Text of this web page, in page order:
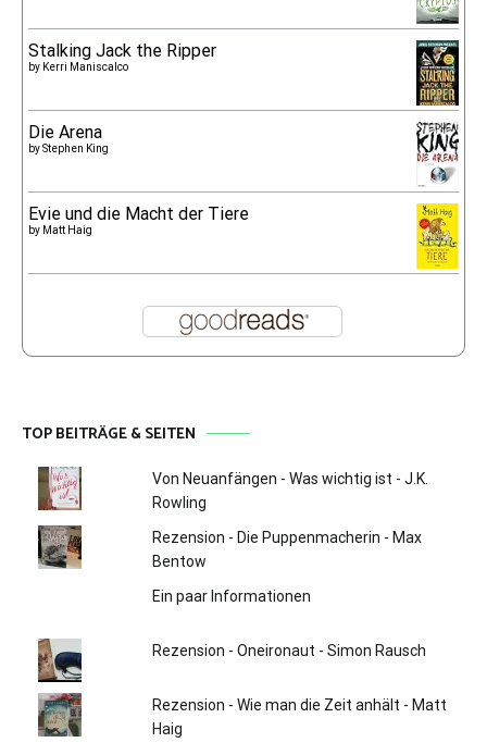
Stalking Jack the Ripper
by Kerri Maniscalco
Die Arena
byStephen King
Evie und die Macht der Tiere
by Matt Haig
TOP BEITRÄGE & SEITEN
Von Neuanfängen - Was wichtig ist - J.K.
Rowling
Rezension - Die Puppenmacherin - Max
Bentow
Ein paar Informationen
Rezension - Oneironaut - Simon Rausch
Rezension - Wie man die Zeit anhält - Matt
Haig